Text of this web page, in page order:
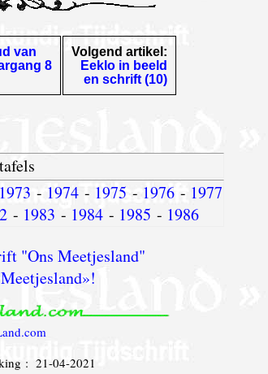
van
8
Volgend artikel:
Eeklo in beeld
en schrift (10)
1973 - 1974 - 1975 - 1976 - 1977
- 1983 - 1984- 1985 - 1986
"Ons Meetjesland"
: 21-04-2021